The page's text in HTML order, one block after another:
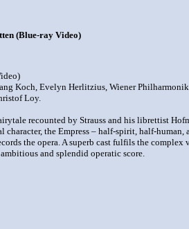
(Blue-ray Video)
Koch, Evelyn Herlitzius, Wiener
Loy.
recounted by Strauss and his librettist
the Empress – half-spirit, half-
the opera. A superb cast fulfils the
and splendid operatic score.